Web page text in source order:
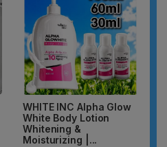
WHITE INC Alpha Glow
White Body Lotion
Whitening &
Moisturizing |...